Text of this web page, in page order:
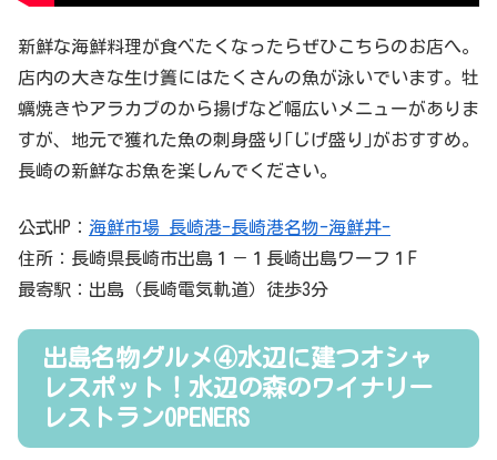
新鮮な海鮮料理が食べたくなったらぜひこちらのお店へ。
店内の大きな生け簀にはたくさんの魚が泳いでいます。牡
蠣焼きやアラカブのから揚げなど幅広いメニューがありま
すが、地元で獲れた魚の刺身盛り｢じげ盛り｣がおすすめ。
長崎の新鮮なお魚を楽しんでください。
公式HP： 海鮮市場 長崎港-長崎港名物-海鮮丼-
住所：長崎県長崎市出島１－１長崎出島ワーフ１F
最寄駅：出島（長崎電気軌道）徒歩3分
出島名物グルメ④水辺に建つオシャ
レスポット！水辺の森のワイナリー
レストランOPENERS